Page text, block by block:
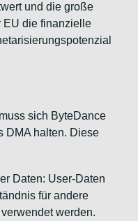
und die große
EU die finanzielle
sich ByteDance
DMA halten. Diese
Daten: User-Daten
für andere
werden.